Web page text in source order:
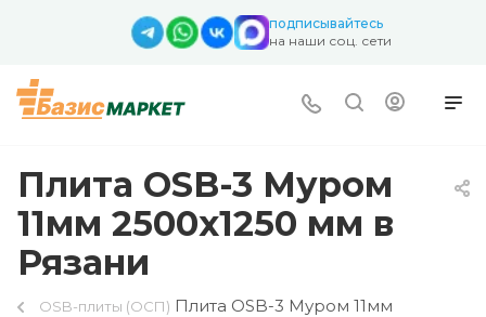
подписывайтесь
на наши соц. сети
Плита OSB-3 Муром
11мм 2500х1250 мм в
Рязани
OSB-плиты (ОСП) Плита OSB-3 Муром 11мм